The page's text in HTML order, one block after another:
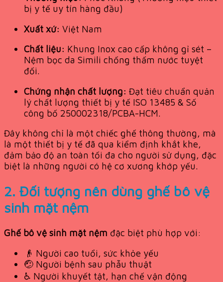
bị y tế uy tín hàng đầu)
Xuất xứ: Việt Nam
Chất liệu: Khung Inox cao cấp không gỉ sét –
Nệm bọc da Simili chống thấm nước tuyệt
đối.
Chứng nhận chất lượng: Đạt tiêu chuẩn quản
lý chất lượng thiết bị y tế ISO 13485 & Số
công bố 250002318/PCBA-HCM.
Đây không chỉ là một chiếc ghế thông thường, mà
là một thiết bị y tế đã qua kiểm định khắt khe,
đảm bảo độ an toàn tối đa cho người sử dụng, đặc
biệt là những người có hệ cơ xương khớp yếu.
2. Đối tượng nên dùng ghế bô vệ
sinh mặt nệm
Ghế bô vệ sinh mặt nệm đặc biệt phù hợp với:
👴 Người cao tuổi, sức khỏe yếu
🤕 Người bệnh sau phẫu thuật
♿ Người khuyết tật, hạn chế vận động